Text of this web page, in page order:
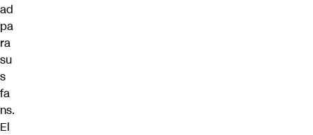
ad
pa
ra
su
s
fa
ns.
El